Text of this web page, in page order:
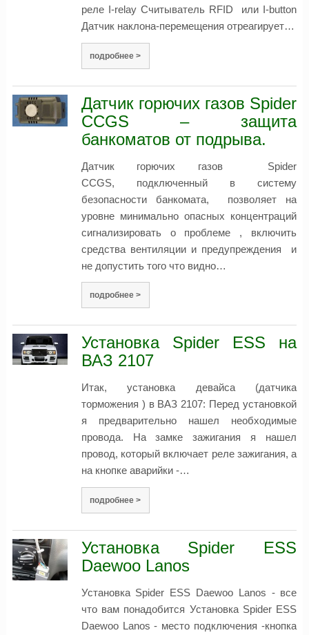
реле I-relay Считыватель RFID или I-button
Датчик наклона-перемещения отреагирует…
подробнее >
Датчик горючих газов Spider
CCGS – защита
банкоматов от подрыва.
Датчик горючих газов Spider
CCGS, подключенный в систему
безопасности банкомата, позволяет на
уровне минимально опасных концентраций
сигнализировать о проблеме , включить
средства вентиляции и предупреждения и
не допустить того что видно…
подробнее >
Установка Spider ESS на
ВАЗ 2107
Итак, установка девайса (датчика
торможения ) в ВАЗ 2107: Перед установкой
я предварительно нашел необходимые
провода. На замке зажигания я нашел
провод, который включает реле зажигания, а
на кнопке аварийки -…
подробнее >
Установка Spider ESS
Daewoo Lanos
Установка Spider ESS Daewoo Lanos - все
что вам понадобится Установка Spider ESS
Daewoo Lanos - место подключения -кнопка